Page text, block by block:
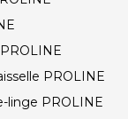
PROLINE
linge PROLINE